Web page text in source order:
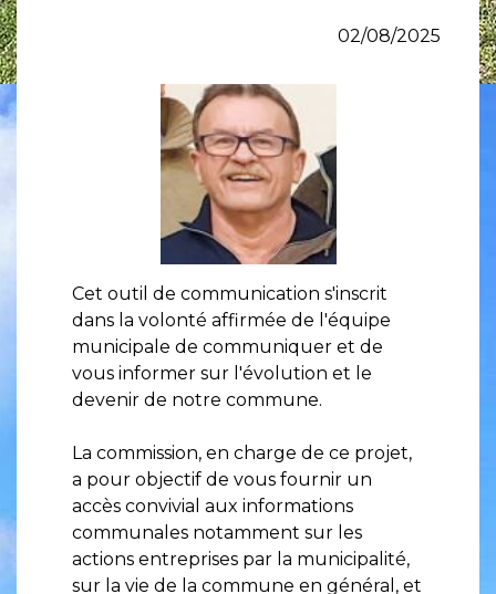
02/08/2025
Cet outil de communication s'inscrit
dans la volonté affirmée de l'équipe
municipale de communiquer et de
vous informer sur l'évolution et le
devenir de notre commune.
La commission, en charge de ce projet,
a pour objectif de vous fournir un
accès convivial aux informations
communales notamment sur les
actions entreprises par la municipalité,
sur la vie de la commune en général, et